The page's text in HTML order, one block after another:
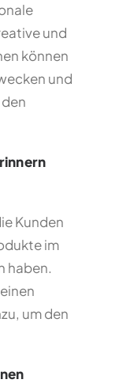
und
können
und
Kunden
im
haben.
um den